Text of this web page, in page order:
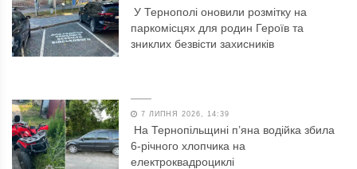
У Тернополі оновили розмітку на
паркомісцях для родин Героїв та
зниклих безвісти захисників
7 ЛИПНЯ 2026, 14:39
На Тернопільщині п’яна водійка збила
6-річного хлопчика на
електроквадроциклі